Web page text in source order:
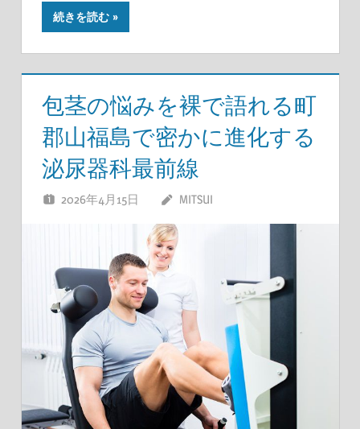
続きを読む
包茎の悩みを裸で語れる町
郡山福島で密かに進化する
泌尿器科最前線
2026年4月15日 MITSUI